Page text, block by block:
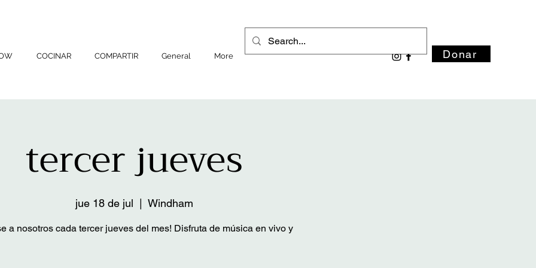
COCINAR COMPARTIR General More Donar
tercer jueves
jue 18 de jul Windham
a nosotros cada tercer jueves del mes! Disfruta de música en vivo y